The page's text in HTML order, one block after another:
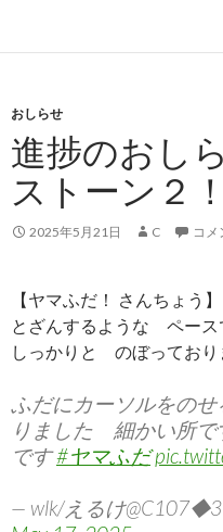
おしらせ
進捗のおし
ストーン２！
2025年5月21日 C コメ
【ヤマふだ！ さんちょう】
とざんするような ペース
しっかりと のぼっており
ふだにカーソルをの
りました 細かい所で
です#ヤマふだ
— wlk/えるけ